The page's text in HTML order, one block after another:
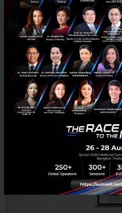
RELATED ARTICLE